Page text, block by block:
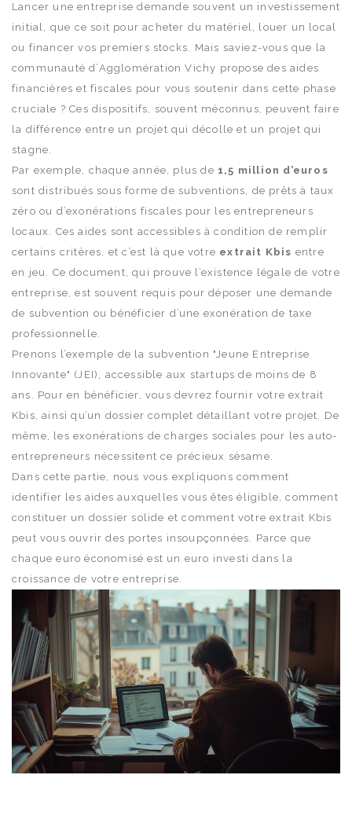
Lancer une entreprise demande souvent un investissement
initial, que ce soit pour acheter du matériel, louer un local
ou financer vos premiers stocks. Mais saviez-vous que la
communauté d’Agglomération Vichy propose des aides
financières et fiscales pour vous soutenir dans cette phase
cruciale ? Ces dispositifs, souvent méconnus, peuvent faire
la différence entre un projet qui décolle et un projet qui
stagne.
Par exemple, chaque année, plus de 1,5 million d’euros
sont distribués sous forme de subventions, de prêts à taux
zéro ou d’exonérations fiscales pour les entrepreneurs
locaux. Ces aides sont accessibles à condition de remplir
certains critères, et c’est là que votre extrait Kbis entre
en jeu. Ce document, qui prouve l’existence légale de votre
entreprise, est souvent requis pour déposer une demande
de subvention ou bénéficier d’une exonération de taxe
professionnelle.
Prenons l’exemple de la subvention "Jeune Entreprise
Innovante" (JEI), accessible aux startups de moins de 8
ans. Pour en bénéficier, vous devrez fournir votre extrait
Kbis, ainsi qu’un dossier complet détaillant votre projet. De
même, les exonérations de charges sociales pour les auto-
entrepreneurs nécessitent ce précieux sésame.
Dans cette partie, nous vous expliquons comment
identifier les aides auxquelles vous êtes éligible, comment
constituer un dossier solide et comment votre extrait Kbis
peut vous ouvrir des portes insoupçonnées. Parce que
chaque euro économisé est un euro investi dans la
croissance de votre entreprise.